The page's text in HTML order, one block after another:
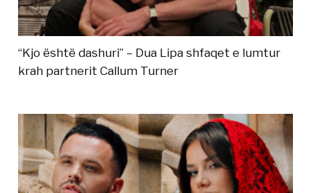
“Kjo është dashuri” – Dua Lipa shfaqet e lumtur
krah partnerit Callum Turner